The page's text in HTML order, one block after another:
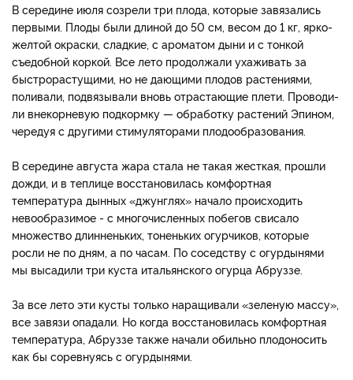
В середине июля созрели три плода, которые завязались
первыми. Плоды были дли­ной до 50 см, весом до 1 кг, ярко-
желтой окраски, слад­кие, с ароматом дыни и с тон­кой
съедобной коркой. Все лето продолжали ухаживать за
быстрорастущими, но не дающими плодов растениями,
поливали, подвязывали вновь отрастающие плети. Проводи­
ли внекорневую подкормку — обработку растений Эпином,
чередуя с другими стимулято­рами плодообразования.
В середине августа жа­ра стала не такая жесткая, прошли
дожди, и в теплице восстановилась комфортная
температура дынных «джунглях» начало происходить
невообразимое - с многочисленных побегов свисало
множество длиннень­ких, тоненьких огурчиков, ко­торые
росли не по дням, а по часам. По соседству с огурдынями
мы высадили три куста итальянского огурца Абруззе.
За все лето эти кусты только наращивали «зеленую массу»,
все завязи опадали. Но когда восстановилась комфортная
температура, Абруззе также начали обильно плодоносить
как бы соревнуясь с огурдынями.